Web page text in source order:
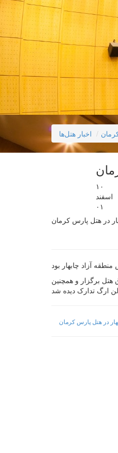
اخبار هتل‌ها
۱۰
اسفند
۰۱
در هتل پارس کرمان
هتل برگزار و همچنین
در هتل پارس کرمان